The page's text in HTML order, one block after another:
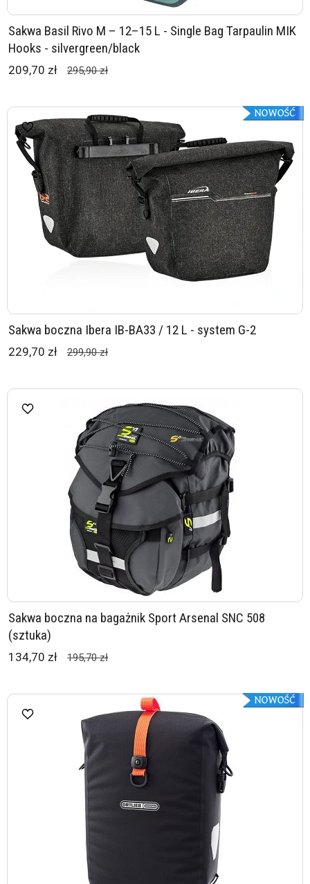
Sakwa Basil Rivo M – 12–15 L - Single Bag Tarpaulin MIK
Hooks - silvergreen/black
209,70 zł 295,90 zł
Sakwa boczna Ibera IB-BA33 / 12 L - system G-2
229,70 zł 299,90 zł
Sakwa boczna na bagażnik Sport Arsenal SNC 508
(sztuka)
134,70 zł 195,70 zł